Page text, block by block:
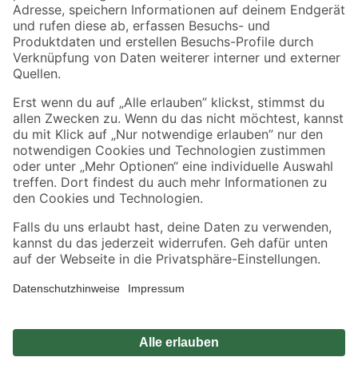
Zahlungsarten Versandarten
Sicher einkaufen
Jetzt die toom-App herunterladen
Alle Preisangaben in EUR inkl. gesetzl. MwSt.. Die dargestellten Angebote sind unter
Umständen nicht in allen Märkten verfügbar. Die angegebenen Verfügbarkeiten beziehen
Produkte nur solange der Vorrat reicht.
*Paketversand ab 59 € versandkostenfrei, gilt nicht für Artikel mit Speditionsversand, hier
Privatsphäre Impressum
Nutzungsbedingungen
Widerrufsrecht Vertrag widerrufen